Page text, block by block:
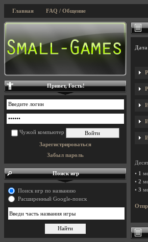
Главная FAQ / Общение
Дата
• 1
• 2
• 3
Привет, Гость!
Чужой компьютер
Зарегистрироваться
Забыл пароль
Поиск игр
Поиск игр по названию
Расширенный Google-поиск